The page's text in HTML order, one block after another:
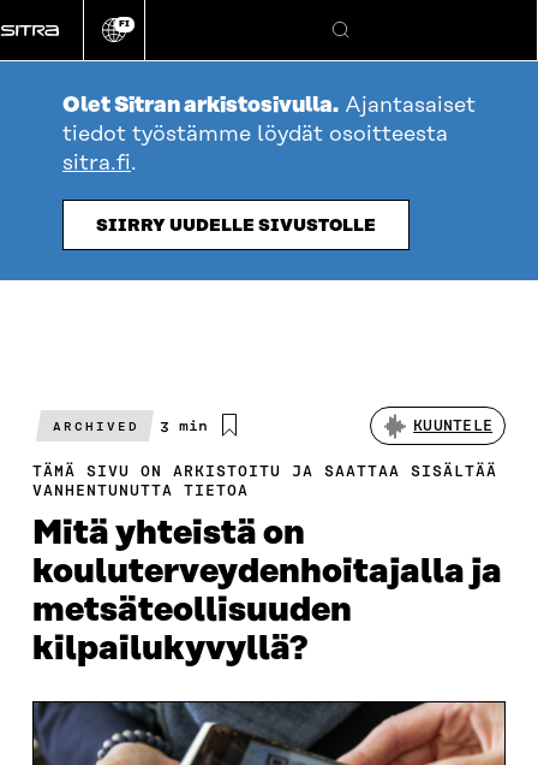
suoraan
sisältöön
Vaihda
kieli
FI
Hae
Olet Sitran arkistosivulla. Ajantasaiset
tiedot työstämme löydät osoitteesta
sitra.fi.
SIIRRY UUDELLE SIVUSTOLLE
ARCHIVED
Arvioitu
3 min KUUNTELE
TÄMÄ SIVU ON ARKISTOITU JA SAATTAA SISÄLTÄÄ
VANHENTUNUTTA TIETOA
Mitä yhteistä on
kouluterveydenhoitajalla ja
metsäteollisuuden
kilpailukyvyllä?